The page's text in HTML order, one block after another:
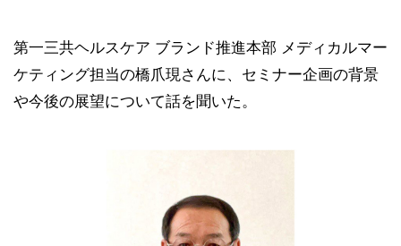
第一三共ヘルスケア ブランド推進本部 メディカルマー
ケティング担当の橋爪現さんに、セミナー企画の背景
や今後の展望について話を聞いた。